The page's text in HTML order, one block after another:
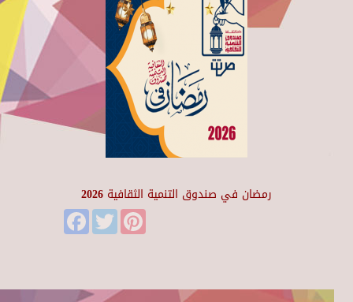
رمضان في صندوق التنمية الثقافية 2026
FacebookTwitter